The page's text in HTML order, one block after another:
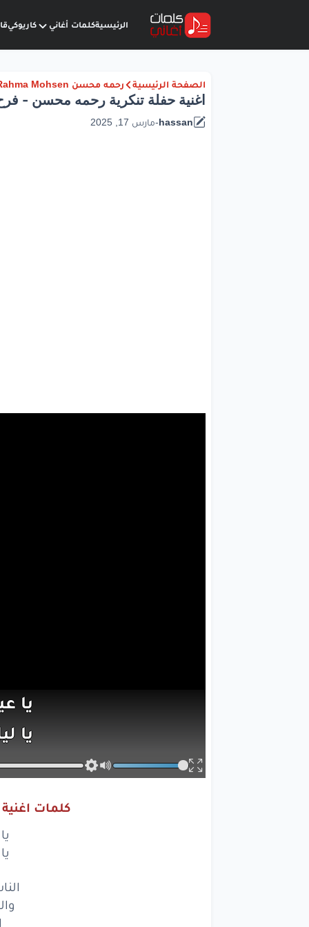
الرئيسيةكلمات أغاني كاريوكي
الصفحة الرئيسية رحمه محسن Rahma Mohsen
اغنية حفلة تنكرية رحمه محسن -
hassan
-مارس 17, 2025
يا
يا
كلمات